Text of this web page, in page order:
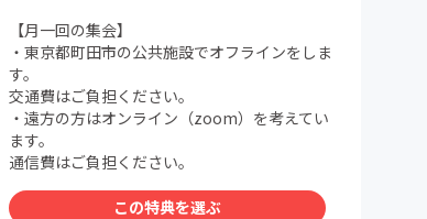
【月一回の集会】
・東京都町田市の公共施設でオフラインをしま
す。
交通費はご負担ください。
・遠方の方はオンライン（zoom）を考えてい
ます。
通信費はご負担ください。
この特典を選ぶ